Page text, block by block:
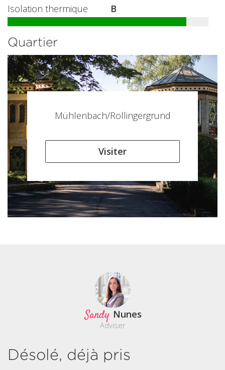
Isolation thermique B
Quartier
Mühlenbach/Rollingergrund
Visiter
Sandy Nunes
Adviser
Désolé, déjà pris